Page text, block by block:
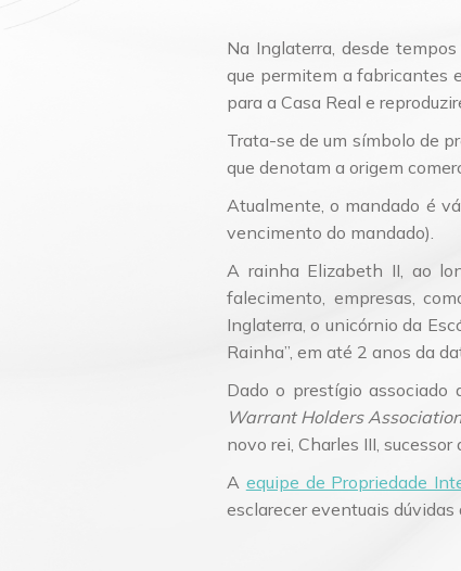
Na Inglaterra, desde
que permitem a fabricantes
para a Casa Real e
Trata-se de um símbolo de
que denotam a origem
Atualmente, o mandado é
vencimento do mandado).
A rainha Elizabeth II, ao
falecimento, empresas,
Inglaterra, o unicórnio da
Rainha”, em até 2 anos da
Dado o prestígio associado
Warrant Holders
novo rei, Charles III,
A equipe de Propriedade
esclarecer eventuais